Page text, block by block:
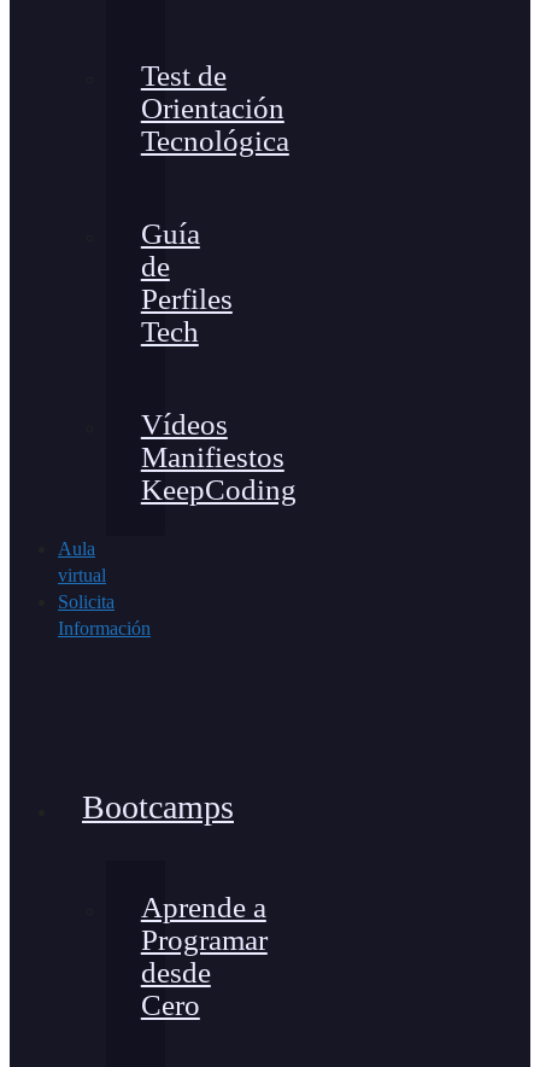
Test de
Orientación
Tecnológica
Guía
de
Perfiles
Tech
Vídeos
Manifiestos
KeepCoding
Aula
virtual
Solicita
Información
Bootcamps
Aprende a
Programar
desde
Cero